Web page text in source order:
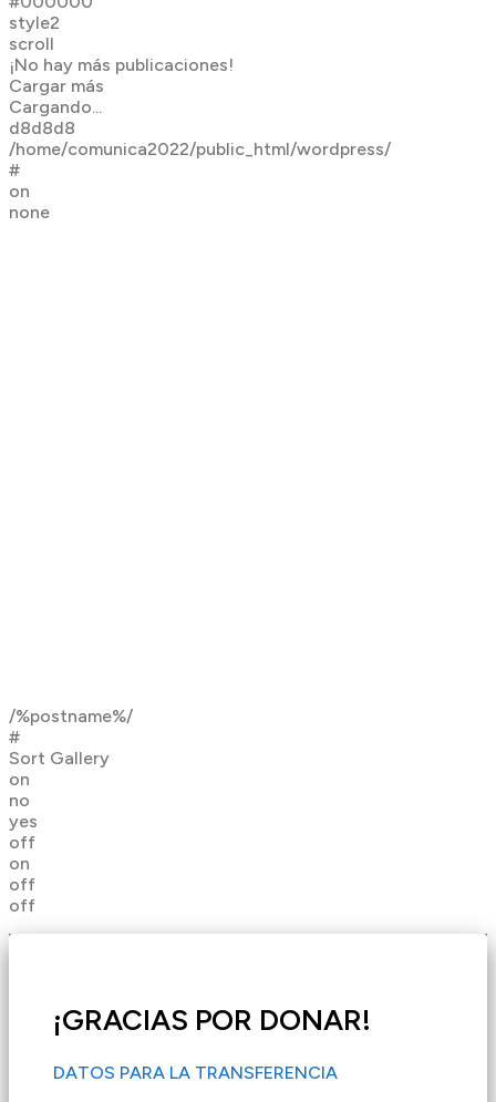
style2
scroll
¡No hay más publicaciones!
Cargar más
Cargando...
d8d8d8
/home/comunica2022/public_html/wordpress/
#
on
none
/%postname%/
#
Sort Gallery
on
no
yes
off
on
off
off
¡GRACIAS POR DONAR!
DATOS PARA LA TRANSFERENCIA